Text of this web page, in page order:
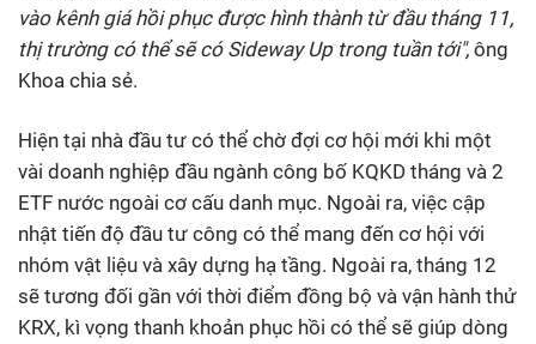
vào kênh giá hồi phục được hình thành từ đầu tháng 11,
thị trường có thể sẽ có Sideway Up trong tuần tới", ông
Khoa chia sẻ.
Hiện tại nhà đầu tư có thể chờ đợi cơ hội mới khi một
vài doanh nghiệp đầu ngành công bố KQKD tháng và 2
ETF nước ngoài cơ cấu danh mục. Ngoài ra, việc cập
nhật tiến độ đầu tư công có thể mang đến cơ hội với
nhóm vật liệu và xây dựng hạ tầng. Ngoài ra, tháng 12
sẽ tương đối gần với thời điểm đồng bộ và vận hành thử
KRX, kì vọng thanh khoản phục hồi có thể sẽ giúp dòng